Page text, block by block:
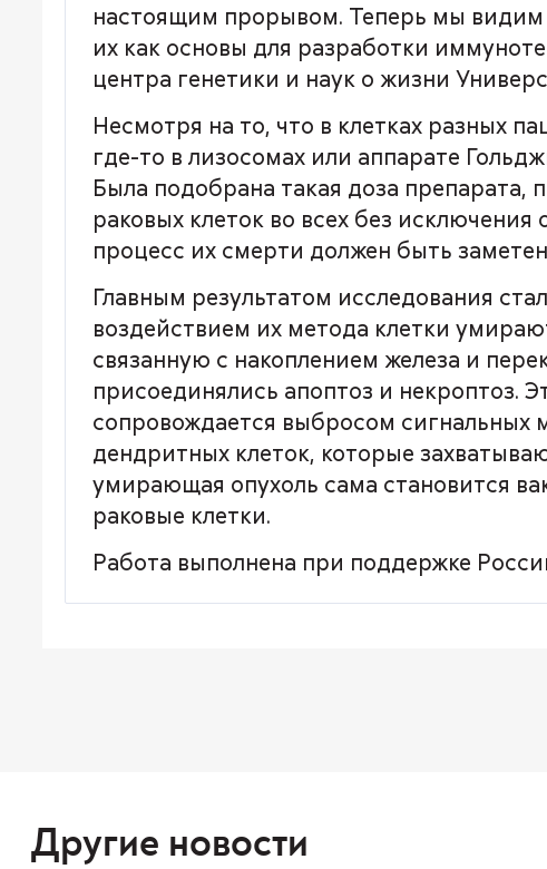
настоящим прорывом. Теперь мы видим
их как основы для разработки
центра генетики и наук о жизни
Несмотря на то, что в клетках разных
где-то в лизосомах или аппарате
Была подобрана такая доза препарата,
раковых клеток во всех без
процесс их смерти должен быть
Главным результатом исследования
воздействием их метода клетки
связанную с накоплением железа и
присоединялись апоптоз и некроптоз.
сопровождается выбросом сигнальных
дендритных клеток, которые
умирающая опухоль сама становится
раковые клетки.
Работа выполнена при поддержке
Другие новости